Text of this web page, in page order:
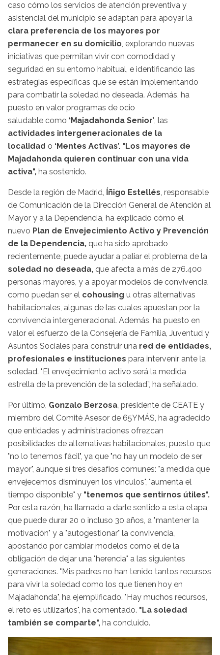
caso cómo los servicios de atención preventiva y
asistencial del municipio se adaptan para apoyar la
clara preferencia de los mayores por
permanecer en su domicilio, explorando nuevas
iniciativas que permitan vivir con comodidad y
seguridad en su entorno habitual, e identificando las
estrategias específicas que se están implementando
para combatir la soledad no deseada. Además, ha
puesto en valor programas de ocio
saludable como ‘Majadahonda Senior’, las
actividades intergeneracionales de la
localidad o ‘Mentes Activas’. "Los mayores de
Majadahonda quieren continuar con una vida
activa", ha sostenido.
Desde la región de Madrid, Íñigo Estellés, responsable
de Comunicación de la Dirección General de Atención al
Mayor y a la Dependencia, ha explicado cómo el
nuevo Plan de Envejecimiento Activo y Prevención
de la Dependencia, que ha sido aprobado
recientemente, puede ayudar a paliar el problema de la
soledad no deseada, que afecta a más de 276.400
personas mayores, y a apoyar modelos de convivencia
como puedan ser el cohousing u otras alternativas
habitacionales, algunas de las cuales apuestan por la
convivencia intergeneracional. Además, ha puesto en
valor el esfuerzo de la Consejería de Familia, Juventud y
Asuntos Sociales para construir una red de entidades,
profesionales e instituciones para intervenir ante la
soledad. "El envejecimiento activo será la medida
estrella de la prevención de la soledad”, ha señalado.
Por último, Gonzalo Berzosa, presidente de CEATE y
miembro del Comité Asesor de 65YMÁS, ha agradecido
que entidades y administraciones ofrezcan
posibilidades de alternativas habitacionales, puesto que
"no lo tenemos fácil", ya que "no hay un modelo de ser
mayor", aunque sí tres desafíos comunes: "a medida que
envejecemos disminuyen los vínculos", "aumenta el
tiempo disponible" y "tenemos que sentirnos útiles".
Por esta razón, ha llamado a darle sentido a esta etapa,
que puede durar 20 o incluso 30 años, a "mantener la
motivación" y a "autogestionar" la convivencia,
apostando por cambiar modelos como el de la
obligación de dejar una "herencia" a las siguientes
generaciones. "Mis padres no han tenido tantos recursos
para vivir la soledad como los que tienen hoy en
Majadahonda", ha ejemplificado. "Hay muchos recursos,
el reto es utilizarlos", ha comentado. "La soledad
también se comparte", ha concluido.